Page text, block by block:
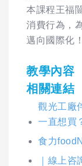
本課程王福
消費行為，
邁向國際化！
教學內容
相關連結
觀光工廠
一直想買
食力
｜線上